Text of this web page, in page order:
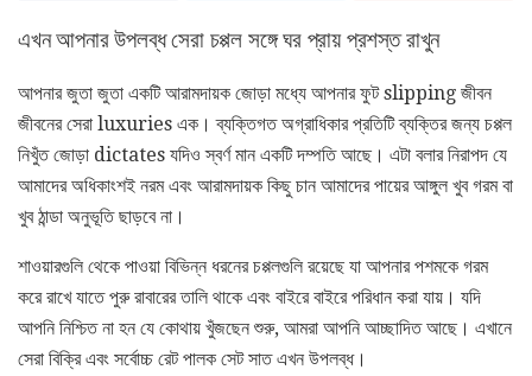
এখন আপনার উপলব্ধ সেরা চপ্পল সঙ্গে ঘর প্রায় প্রশস্ত রাখুন
আপনার জুতা জুতা একটি আরামদায়ক জোড়া মধ্যে আপনার ফুট slipping জীবন
জীবনের সেরা luxuries এক। ব্যক্তিগত অগ্রাধিকার প্রতিটি ব্যক্তির জন্য চপ্পল
নিখুঁত জোড়া dictates যদিও স্বর্ণ মান একটি দম্পতি আছে। এটা বলার নিরাপদ যে
আমাদের অধিকাংশই নরম এবং আরামদায়ক কিছু চান আমাদের পায়ের আঙ্গুল খুব গরম বা
খুব ঠান্ডা অনুভূতি ছাড়বে না।
শাওয়ারগুলি থেকে পাওয়া বিভিন্ন ধরনের চপ্পলগুলি রয়েছে যা আপনার পশমকে গরম
করে রাখে যাতে পুরু রাবারের তালি থাকে এবং বাইরে বাইরে পরিধান করা যায়। যদি
আপনি নিশ্চিত না হন যে কোথায় খুঁজছেন শুরু, আমরা আপনি আচ্ছাদিত আছে। এখানে
সেরা বিক্রি এবং সর্বোচ্চ রেট পালক সেট সাত এখন উপলব্ধ।